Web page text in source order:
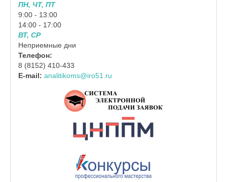
ПН, ЧТ, ПТ
9:00 - 13:00
14:00 - 17:00
ВТ, СР
Неприемные дни
Телефон:
8 (8152) 410-433
E-mail: analitikoms@iro51.ru